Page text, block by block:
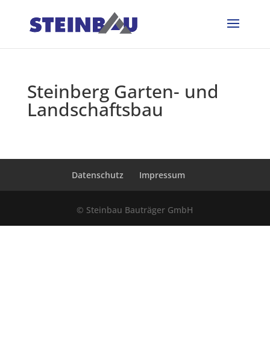
Steinberg Garten- und
Landschaftsbau
Datenschutz Impressum
© Steinbau Bauträger GmbH